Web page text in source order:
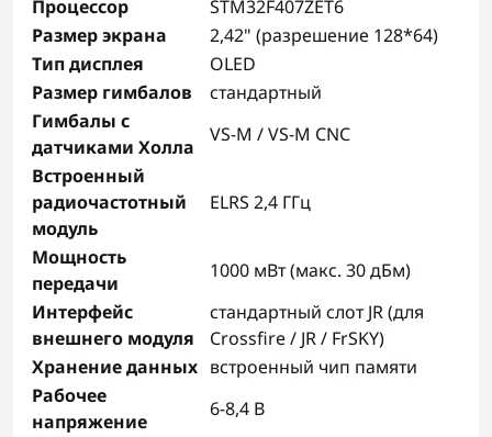
Процессор
STM32F407ZET6
Размер экрана
2,42" (разрешение 128*64)
Тип дисплея
OLED
Размер гимбалов
стандартный
Гимбалы с
датчиками Холла
VS-M / VS-M CNC
Встроенный
радиочастотный
модуль
ELRS 2,4 ГГц
Мощность
передачи
1000 мВт (макс. 30 дБм)
Интерфейс
внешнего модуля
стандартный слот JR (для
Crossfire / JR / FrSKY)
Хранение данных встроенный чип памяти
Рабочее
напряжение
6-8,4 В